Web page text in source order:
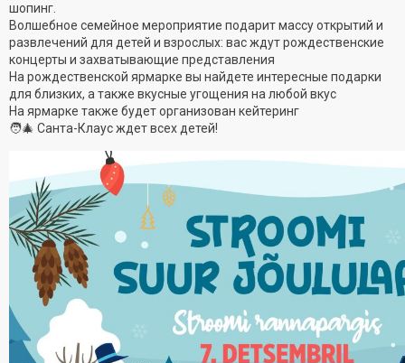
шопинг.
Волшебное семейное мероприятие подарит массу открытий и
развлечений для детей и взрослых: вас ждут рождественские
концерты и захватывающие представления
На рождественской ярмарке вы найдете интересные подарки
для близких, а также вкусные угощения на любой вкус
На ярмарке также будет организован кейтеринг
🧑‍🎄 Санта-Клаус ждет всех детей!